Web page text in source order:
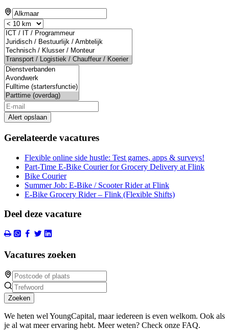
Alert opslaan
Gerelateerde vacatures
Flexible online side hustle: Test games, apps & surveys!
Part-Time E-Bike Courier for Grocery Delivery at Flink
Bike Courier
Summer Job: E-Bike / Scooter Rider at Flink
E-Bike Grocery Rider – Flink (Flexible Shifts)
Deel deze vacature
Vacatures zoeken
Zoeken
We heten wel YoungCapital, maar iedereen is even welkom. Ook als
je al wat meer ervaring hebt. Meer weten? Check onze FAQ.